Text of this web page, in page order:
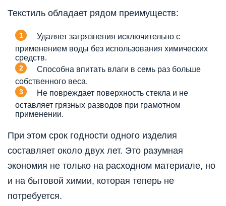
Текстиль обладает рядом преимуществ:
Удаляет загрязнения исключительно с
применением воды без использования химических
средств.
Способна впитать влаги в семь раз больше
собственного веса.
Не повреждает поверхность стекла и не
оставляет грязных разводов при грамотном
применении.
При этом срок годности одного изделия
составляет около двух лет. Это разумная
экономия не только на расходном материале, но
и на бытовой химии, которая теперь не
потребуется.